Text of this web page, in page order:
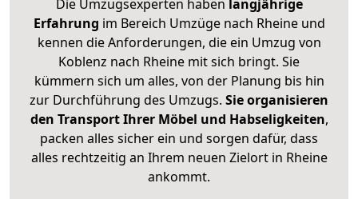
Die Umzugsexperten haben langjährige
Erfahrung im Bereich Umzüge nach Rheine und
kennen die Anforderungen, die ein Umzug von
Koblenz nach Rheine mit sich bringt. Sie
kümmern sich um alles, von der Planung bis hin
zur Durchführung des Umzugs. Sie organisieren
den Transport Ihrer Möbel und Habseligkeiten,
packen alles sicher ein und sorgen dafür, dass
alles rechtzeitig an Ihrem neuen Zielort in Rheine
ankommt.